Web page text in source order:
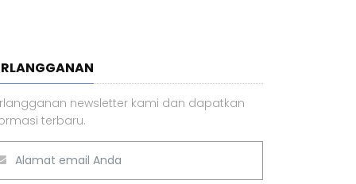
newsletter kami dan dapatkan
terbaru.